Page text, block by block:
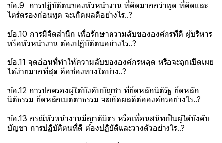
ข้อ.9 การปฏิบัติตนของหัวหน้างาน ที่คิดมากกว่าพูด ที่คิดและ
ไตร่ตรองก่อนพูด จะเกิดผลดีอย่างไร..?
ข้อ.10 การมีจิตสำนึก เพื่อรักษาความลับขององค์กรที่ดี ผู้บริหาร
หรือหัวหน้างาน ต้องปฏิบัติตนอย่างไร..?
ข้อ.11 จุดอ่อนที่ทำให้ความลับขององค์กรหลุด หรือจะถูกเปิดเผย
ได้ง่ายมากที่สุด คือช่องทางใดบ้าง..?
ข้อ.12 การปกครองผู้ใต้บังคับบัญชา ที่ยึดหลักนิติรัฐ ยึดหลัก
นิติธรรม ยึดหลักเมตตาธรรม จะเกิดผลดีต่อองค์กรอย่างไร..?
ข้อ.13 กรณีหัวหน้างานมีญาติมิตร หรือเพื่อนสนิทเป็นผู้ใต้บังคับ
บัญชา การปฏิบัติตนที่ดี ต้องปฏิบัติและวางตัวอย่างไร..?